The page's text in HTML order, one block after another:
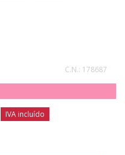
C.N.: 178687
IVA incluído